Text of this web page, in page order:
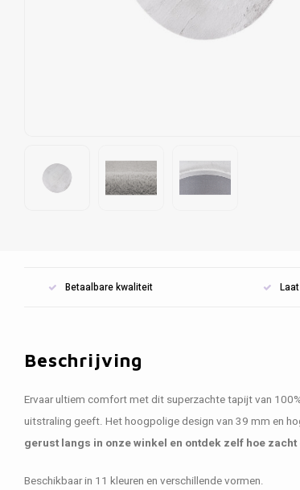
Betaalbare kwaliteit
Beschrijving
Ervaar ultiem comfort met dit superzachte tapijt van
uitstraling geeft. Het hoogpolige design van 39 mm en
gerust langs in onze winkel en ontdek zelf hoe
Beschikbaar in 11 kleuren en verschillende vormen.